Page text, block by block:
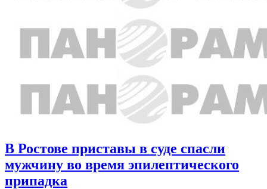
В Ростове приставы в суде спасли
мужчину во время эпилептического
припадка